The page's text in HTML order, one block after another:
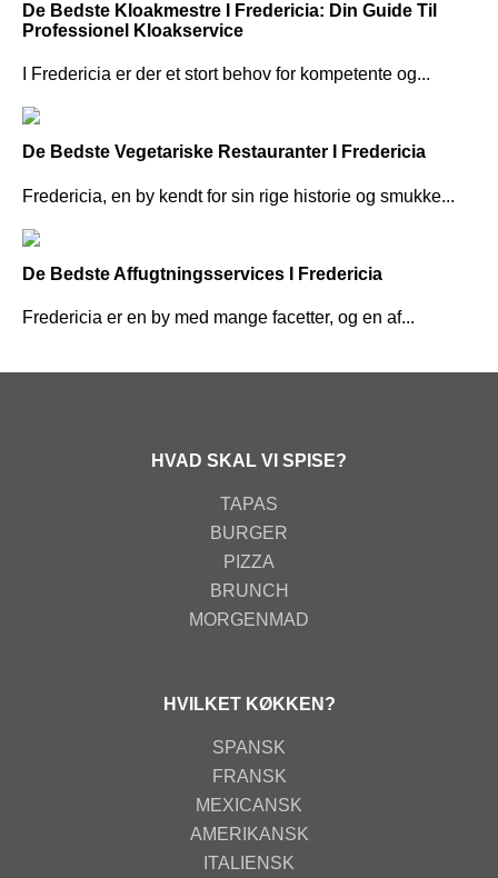
De Bedste Kloakmestre I Fredericia: Din Guide Til
Professionel Kloakservice
I Fredericia er der et stort behov for kompetente og...
De Bedste Vegetariske Restauranter I Fredericia
Fredericia, en by kendt for sin rige historie og smukke...
De Bedste Affugtningsservices I Fredericia
Fredericia er en by med mange facetter, og en af...
HVAD SKAL VI SPISE?
TAPAS
BURGER
PIZZA
BRUNCH
MORGENMAD
HVILKET KØKKEN?
SPANSK
FRANSK
MEXICANSK
AMERIKANSK
ITALIENSK